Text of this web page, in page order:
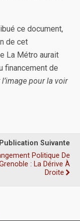
ce document,
de cet
La Métro aurait
financement de
pour la voir
Publication Suivante
Politique De
: La Dérive À
Droite